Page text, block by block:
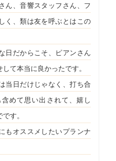
ん、音響スタッフさん、フ
く、類は友を呼ぶとはこの
日だからこそ、ピアンさん
して本当に良かったです。
当日だけじゃなく、打ち合
めて思い出されて、嬉し
す。
もオススメしたいプランナ